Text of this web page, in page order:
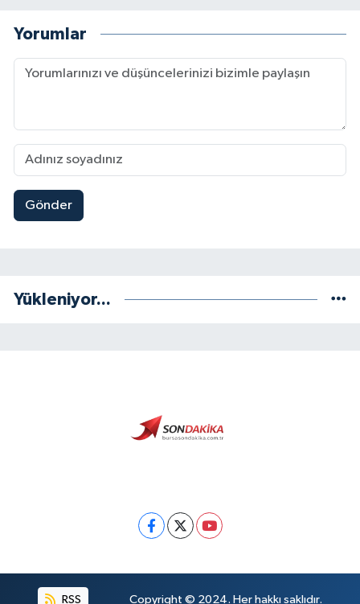
Yorumlar
Gönder
Yükleniyor...
RSS Copyright © 2024. Her hakkı saklıdır.